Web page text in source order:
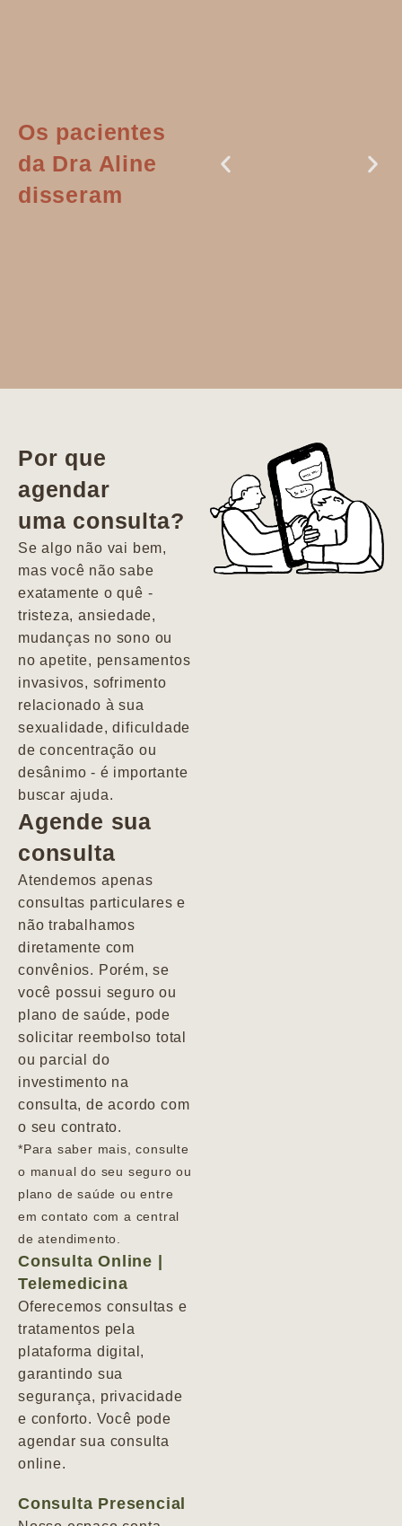
Os pacientes
da Dra Aline
disseram
vida. Ela me
encontrou num
estado misto de
depressão e
agitação com
pensamentos
Por que
agendar
uma consulta?
Se algo não vai bem,
mas você não sabe
exatamente o quê -
tristeza, ansiedade,
mudanças no sono ou
no apetite, pensamentos
invasivos, sofrimento
relacionado à sua
sexualidade, dificuldade
de concentração ou
desânimo - é importante
buscar ajuda.
Agende sua
consulta
Atendemos apenas
consultas particulares e
não trabalhamos
diretamente com
convênios. Porém, se
você possui seguro ou
plano de saúde, pode
solicitar reembolso total
ou parcial do
investimento na
consulta, de acordo com
o seu contrato.
*Para saber mais, consulte
o manual do seu seguro ou
plano de saúde ou entre
em contato com a central
de atendimento.
Consulta Online |
Telemedicina
Oferecemos consultas e
tratamentos pela
plataforma digital,
garantindo sua
segurança, privacidade
e conforto. Você pode
agendar sua consulta
online.
Consulta Presencial